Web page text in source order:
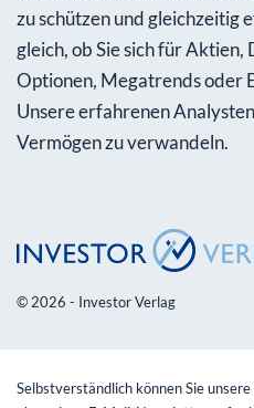
zu schützen und gleichzeitig
gleich, ob Sie sich für
Optionen, Megatrends oder
Unsere erfahrenen
Vermögen zu verwandeln.
© 2026 - Investor Verlag
Selbstverständlich können Sie